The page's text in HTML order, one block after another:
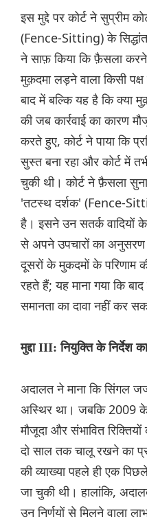
इस मुद्दे पर कोर्ट ने सुप्रीम
(Fence-Sitting) के सिद्धांत
ने साफ़ किया कि फ़ैसला
मुक़दमा लड़ने वाला किसी
बाद में बल्कि यह है कि क्या
की जब कार्रवाई का कारण
करते हुए, कोर्ट ने पाया कि
सुस्त बना रहा और कोर्ट में
चुकी थी। कोर्ट ने फ़ैसला
'तटस्थ दर्शक' (Fence-
है। इसने उन सतर्क वादियों
से अपने उपचारों का
दूसरों के मुकदमों के परिणाम
रहते हैं; यह माना गया कि
समानता का दावा नहीं कर
मुद्दा III: नियुक्ति के निर्देश
अदालत ने माना कि सिंगल
अस्थिर था। जबकि 2009
मौजूदा और संभावित
दो साल तक चालू रखने का
की व्याख्या पहले ही एक
जा चुकी थी। हालांकि,
उन निर्णयों से मिलने वाला